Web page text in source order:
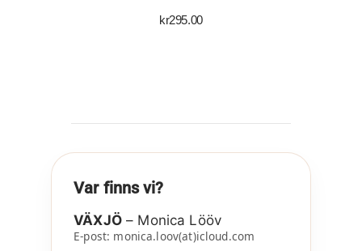
kr295.00
Var finns vi?
VÄXJÖ– Monica Lööv
E-post: monica.loov(at)icloud.com